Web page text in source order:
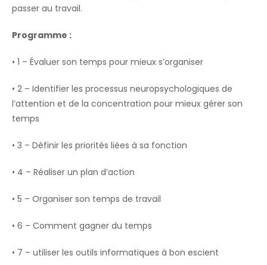
passer au travail.
Programme :
• 1 – Évaluer son temps pour mieux s’organiser
• 2 – Identifier les processus neuropsychologiques de
l’attention et de la concentration pour mieux gérer son
temps
• 3 – Définir les priorités liées à sa fonction
• 4 – Réaliser un plan d’action
• 5 – Organiser son temps de travail
• 6 – Comment gagner du temps
• 7 – utiliser les outils informatiques à bon escient